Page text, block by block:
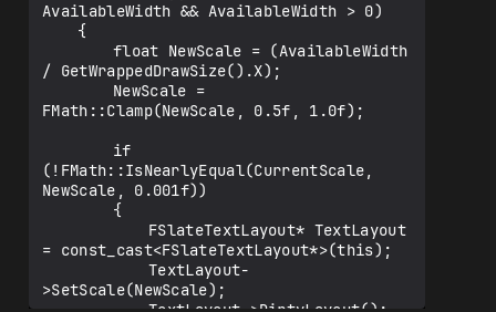
AvailableWidth && AvailableWidth > 0)
/ GetWrappedDrawSize().X);
FMath::Clamp(NewScale, 0.5f, 1.0f);
(!FMath::IsNearlyEqual(CurrentScale,
NewScale, 0.001f))
= const_cast<FSlateTextLayout*>(this);
>SetScale(NewScale);